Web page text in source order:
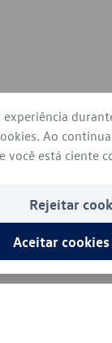
Ao
você está ciente
Rejeitar
Aceitar cookies